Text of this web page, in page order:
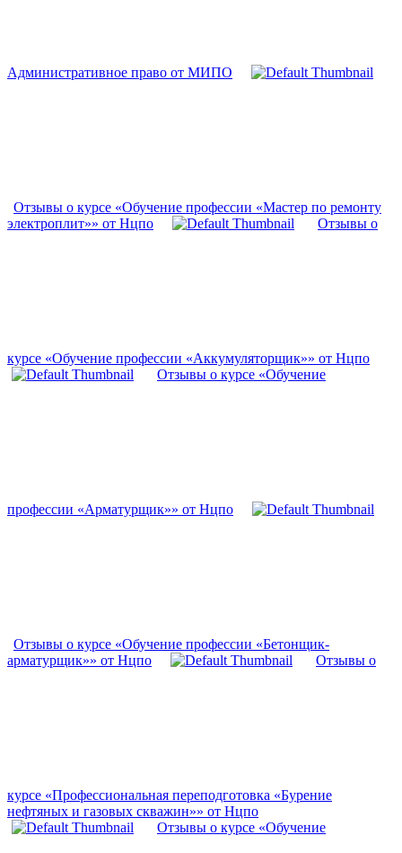
Административное право от МИПО
Отзывы о курсе «Обучение профессии «Мастер по ремонту
электроплит»» от Нцпо
Отзывы о
курсе «Обучение профессии «Аккумуляторщик»» от Нцпо
Отзывы о курсе «Обучение
профессии «Арматурщик»» от Нцпо
Отзывы о курсе «Обучение профессии «Бетонщик-
арматурщик»» от Нцпо
Отзывы о
курсе «Профессиональная переподготовка «Бурение
нефтяных и газовых скважин»» от Нцпо
Отзывы о курсе «Обучение